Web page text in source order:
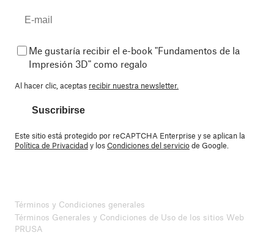
Me gustaría recibir el e-book "Fundamentos de la
Impresión 3D" como regalo
Al hacer clic, aceptas recibir nuestra newsletter.
Suscribirse
Este sitio está protegido por reCAPTCHA Enterprise y se aplican la
Política de Privacidady losCondiciones del serviciode Google.
Términos y Condiciones generales
Términos Generales y Condiciones de Uso de los sitios Web
PRUSA